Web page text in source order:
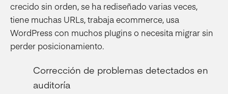
crecido sin orden, se ha rediseñado varias veces,
tiene muchas URLs, trabaja ecommerce, usa
WordPress con muchos plugins o necesita migrar sin
perder posicionamiento.
Corrección de problemas detectados en
auditoría